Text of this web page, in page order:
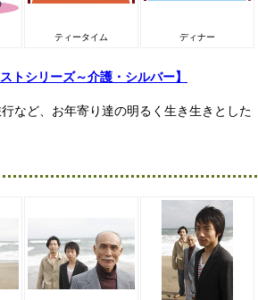
ティータイム ディナー
トシリーズ～介護・シルバー】
など、お年寄り達の明るく生き生きとした